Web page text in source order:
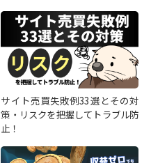
サイト売買失敗例33選とその対
策・リスクを把握してトラブル防
止！